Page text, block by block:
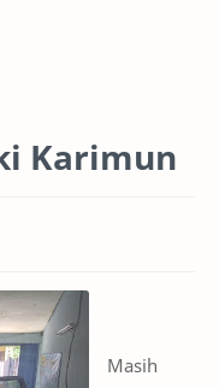
Karimun
Masih